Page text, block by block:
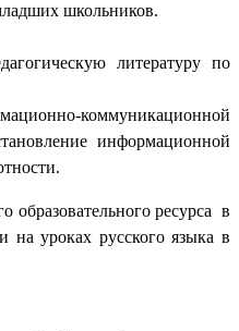
школьников.
литературу по
коммуникационной
информационной
образовательного ресурса в
на уроках русского языка в